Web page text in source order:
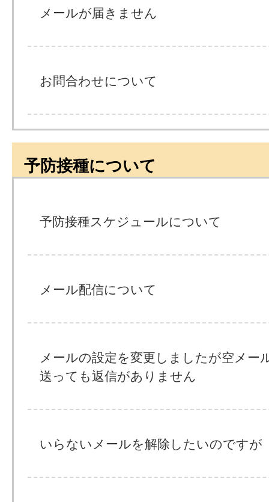
メールが届きません
お問合わせについて
予防接種について
予防接種スケジュールについて
メール配信について
メールの設定を変更しましたが空メー
送っても返信がありません
いらないメールを解除したいのですが